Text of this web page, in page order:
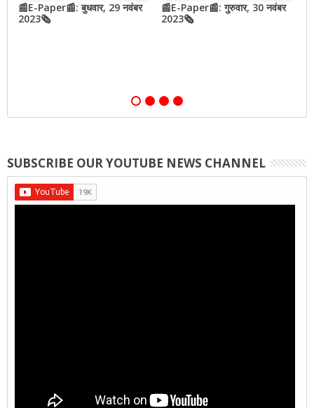
📰E-Paper📰: बुधवार, 29 नवंबर
2023🗞
📰E-Paper📰: गुरुवार, 30 नवंबर
2023🗞
SUBSCRIBE OUR YOUTUBE NEWS CHANNEL